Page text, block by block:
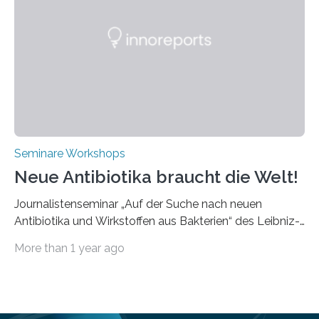
diesmal auf innovativen Strahlformungslösungen, die
Seminare Workshops
Neue Antibiotika braucht die Welt!
Journalistenseminar „Auf der Suche nach neuen
Antibiotika und Wirkstoffen aus Bakterien“ des Leibniz-
2024. Eine zunehmende und besorgniserregende
More than 1 year ago